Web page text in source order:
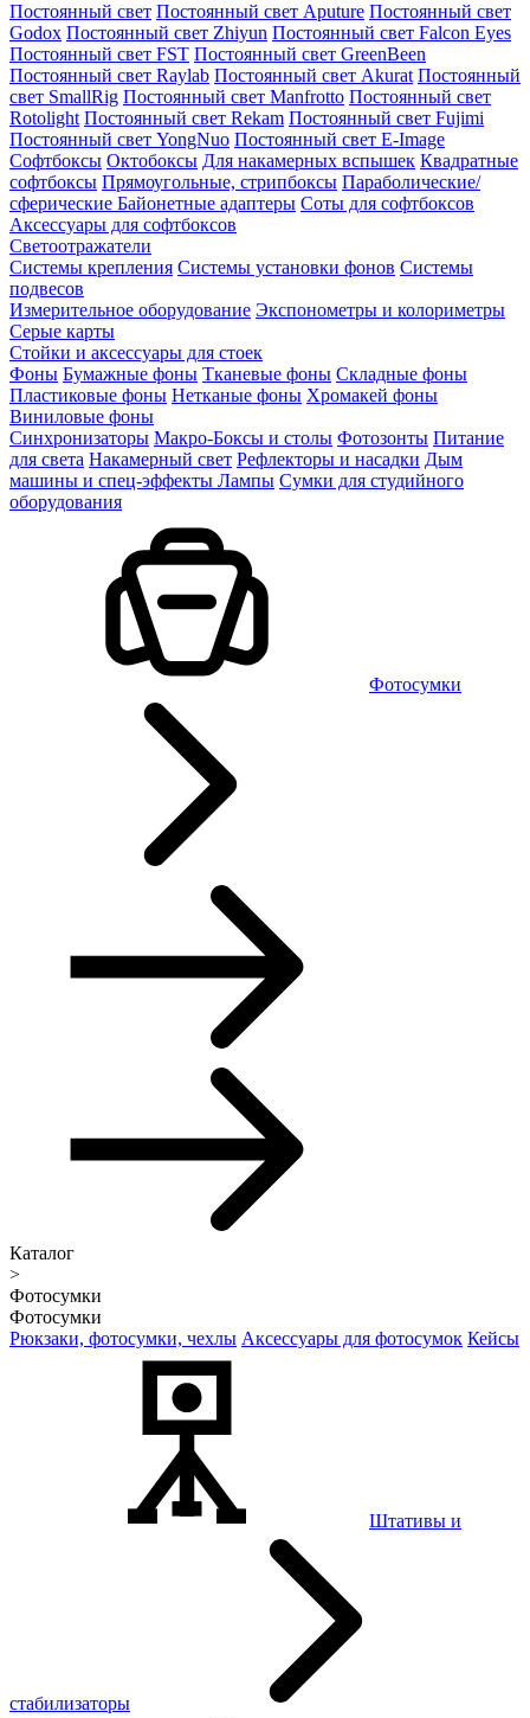
Постоянный свет Постоянный свет Aputure Постоянный свет
Godox Постоянный свет Zhiyun Постоянный свет Falcon Eyes
Постоянный свет FST Постоянный свет GreenBeen
Постоянный свет Raylab Постоянный свет Akurat Постоянный
свет SmallRig Постоянный свет Manfrotto Постоянный свет
Rotolight Постоянный свет Rekam Постоянный свет Fujimi
Постоянный свет YongNuo Постоянный свет E-Image
Софтбоксы Октобоксы Для накамерных вспышек Квадратные
софтбоксы Прямоугольные, стрипбоксы Параболические/
сферические Байонетныe адаптеры Соты для софтбоксов
Аксессуары для софтбоксов
Светоотражатели
Системы крепления Системы установки фонов Системы
подвесов
Измерительное оборудование Экспонометры и колориметры
Серые карты
Стойки и аксессуары для стоек
Фоны Бумажные фоны Тканевые фоны Складные фоны
Пластиковые фоны Нетканые фоны Хромакей фоны
Виниловые фоны
Синхронизаторы Макро-Боксы и столы Фотозонты Питание
для света Накамерный свет Рефлекторы и насадки Дым
машины и спец-эффекты Лампы Сумки для студийного
оборудования
Фотосумки
Каталог
>
Фотосумки
Фотосумки
Рюкзаки, фотосумки, чехлы Аксессуары для фотосумок Кейсы
Штативы и
стабилизаторы